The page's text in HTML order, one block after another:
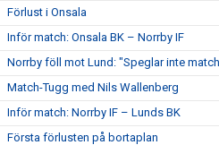
Förlust i Onsala
Inför match: Onsala BK – Norrby IF
Norrby föll mot Lund: "Speglar inte
Match-Tugg med Nils Wallenberg
Inför match: Norrby IF – Lunds BK
Första förlusten på bortaplan